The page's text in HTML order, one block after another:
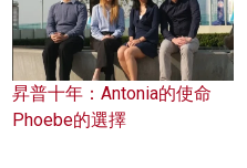
昇普十年：Antonia的使命
Phoebe的選擇